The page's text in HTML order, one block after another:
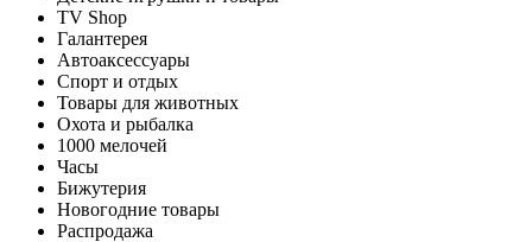
TV Shop
Галантерея
Автоаксессуары
Спорт и отдых
Товары для животных
Охота и рыбалка
1000 мелочей
Часы
Бижутерия
Новогодние товары
Распродажа